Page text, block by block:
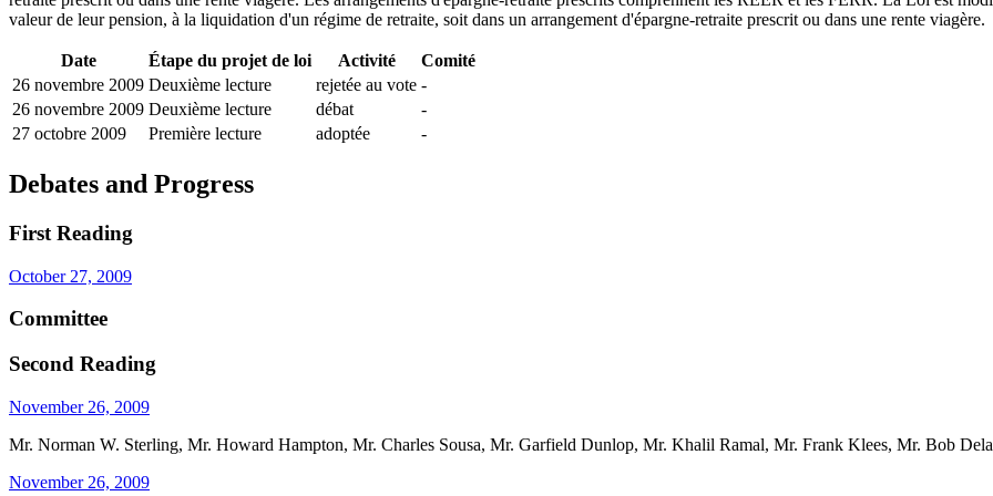
valeur de leur pension, à la liquidation d'un régime de retraite, soit dans un arrangement d'épargne-retraite prescrit ou dans une rente viagère.
Date Étape du projet de loi Activité
Comité
26 novembre 2009 Deuxième lecture rejetée au vote -
26 novembre 2009 Deuxième lecture débat
-
27 octobre 2009
Première lecture adoptée -
Debates and Progress
First Reading
October 27, 2009
Committee
Second Reading
November 26, 2009
Mr. Norman W. Sterling, Mr. Howard Hampton, Mr. Charles Sousa, Mr. Garfield Dunlop, Mr. Khalil Ramal, Mr. Frank Klees, Mr. Bob
November 26, 2009